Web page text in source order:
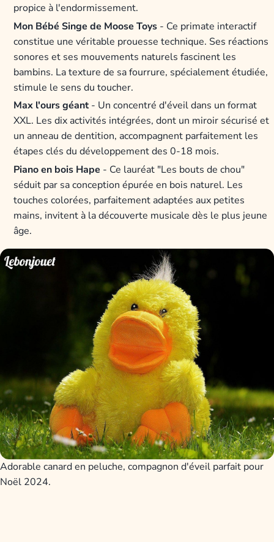
propice à l'endormissement.
Mon Bébé Singe de Moose Toys - Ce primate interactif
constitue une véritable prouesse technique. Ses réactions
sonores et ses mouvements naturels fascinent les
bambins. La texture de sa fourrure, spécialement étudiée,
stimule le sens du toucher.
Max l'ours géant- Un concentré d'éveil dans un format
XXL. Les dix activités intégrées, dont un miroir sécurisé et
un anneau de dentition, accompagnent parfaitement les
étapes clés du développement des 0-18 mois.
Piano en bois Hape - Ce lauréat "Les bouts de chou"
séduit par sa conception épurée en bois naturel. Les
touches colorées, parfaitement adaptées aux petites
mains, invitent à la découverte musicale dès le plus jeune
âge.
Adorable canard en peluche, compagnon d'éveil parfait pour
Noël 2024.